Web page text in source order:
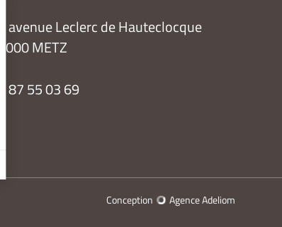
11 avenue Leclerc de Hauteclocque
57000 METZ
03 87 55 03 69
Conception Agence Adeliom